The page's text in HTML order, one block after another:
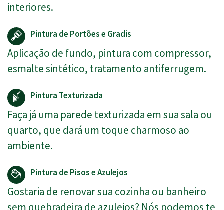
interiores.
Pintura de Portões e Gradis
Aplicação de fundo, pintura com compressor,
esmalte sintético, tratamento antiferrugem.
Pintura Texturizada
Faça já uma parede texturizada em sua sala ou
quarto, que dará um toque charmoso ao
ambiente.
Pintura de Pisos e Azulejos
Gostaria de renovar sua cozinha ou banheiro